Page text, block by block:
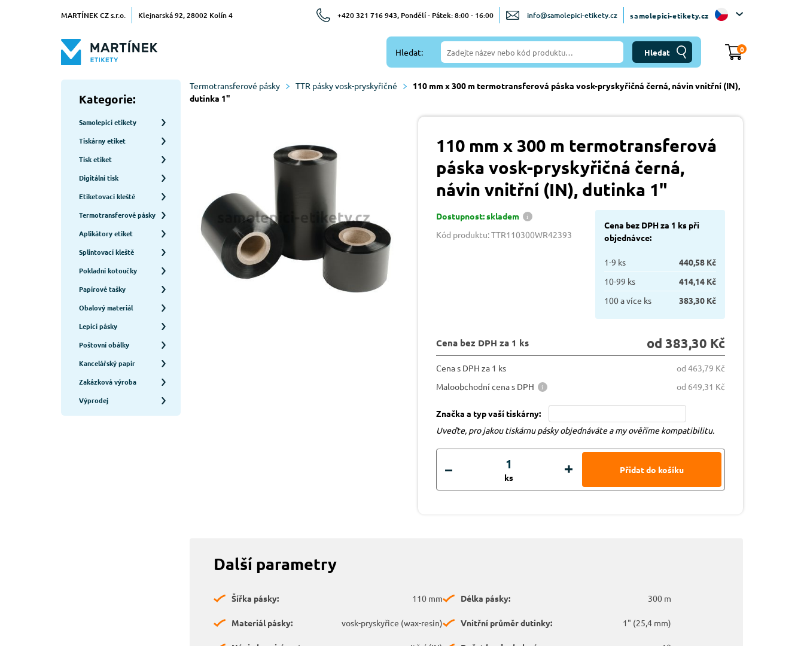
MARTÍNEK CZ s.r.o. Klejnarská 92, 28002 Kolín 4 +420 321 716 943, Pondělí - Pátek: 8:00 - 16:00 info@samolepici-etikety.cz samolepici-etikety.cz
Hledat: 0
Kategorie:
Samolepicí etikety
Tiskárny etiket
Tisk etiket
Digitální tisk
Etiketovací kleště
Termotransferové pásky
Aplikátory etiket
Splintovací kleště
Pokladní kotoučky
Papírové tašky
Obalový materiál
Lepící pásky
Poštovní obálky
Kancelářský papír
Zakázková výroba
Výprodej
Termotransferové pásky TTR pásky vosk-pryskyřičné
110 mm x 300 m termotransferová páska vosk-pryskyřičná černá, návin vnitřní (IN),
dutinka 1"
110 mm x 300 m termotransferová
páska vosk-pryskyřičná černá,
návin vnitřní (IN), dutinka 1"
Dostupnost: skladem
Kód produktu: TTR110300WR42393
Cena bez DPH za 1 ks při
objednávce:
1-9 ks
440,58 Kč
10-99 ks
414,14 Kč
100 a více ks
383,30 Kč
Cena bez DPH za 1 ks od 383,30 Kč
Cena s DPH za 1 ks
od 463,79 Kč
Maloobchodní cena s DPH
od 649,31 Kč
Značka a typ vaší tiskárny:
Uveďte, pro jakou tiskárnu pásky objednáváte a my ověříme kompatibilitu.
ks
Další parametry
Šířka pásky: 110 mm Délka pásky: 300 m
Materiál pásky: vosk-pryskyřice (wax-resin) Vnitřní průměr dutinky: 1" (25,4 mm)